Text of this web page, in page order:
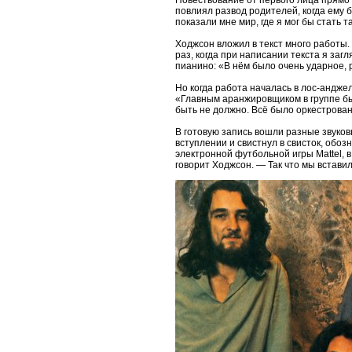
повлиял развод родителей, когда
показали мне мир, где я мог бы стать
Ходжсон вложил в текст много
раз, когда при написании текста я
пианино: «В нём было очень ударное,
Но когда работа началась в лос-
«Главным аранжировщиком в группе
быть не должно. Всё было
В готовую запись вошли разные
вступлении и свистнул в свисток,
электронной футбольной игры Mattel,
говорит Ходжсон. — Так что мы